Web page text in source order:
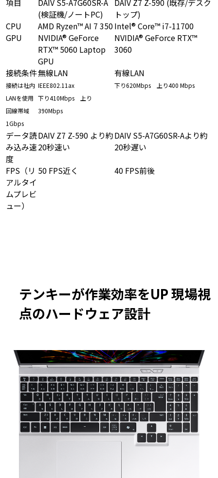
項目
DAIV S5-A7G60SR-A
(検証機/ノートPC)
DAIV Z7 Z-590 (既存/デスク
トップ)
CPU
AMD Ryzen™ AI 7 350Intel® Core™ i7-11700
GPU
NVIDIA® GeForce
RTX™ 5060 Laptop
GPU
NVIDIA® GeForce RTX™
3060
接続条件
接続は社内
LANを使用
回線帯域
1Gbps
無線LAN
IEEE802.11ax
下り410Mbps 上り
390Mbps
有線LAN
下り620Mbps 上り400 Mbps
データ読
み込み速
度
DAIV Z7 Z-590 より約
20秒速い
DAIV S5-A7G60SR-Aより約
20秒遅い
FPS（リ
アルタイ
ムプレビ
ュー）
50 FPS近く 40 FPS前後
テンキーが作業効率をUP 現場視
点のハードウェア設計